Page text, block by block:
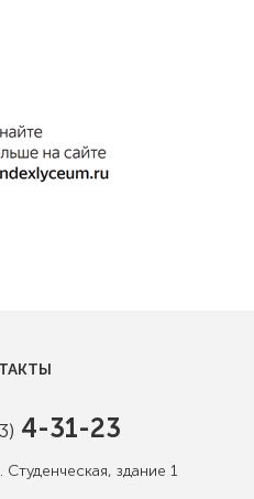
4-31-23
Студенческая, здание 1